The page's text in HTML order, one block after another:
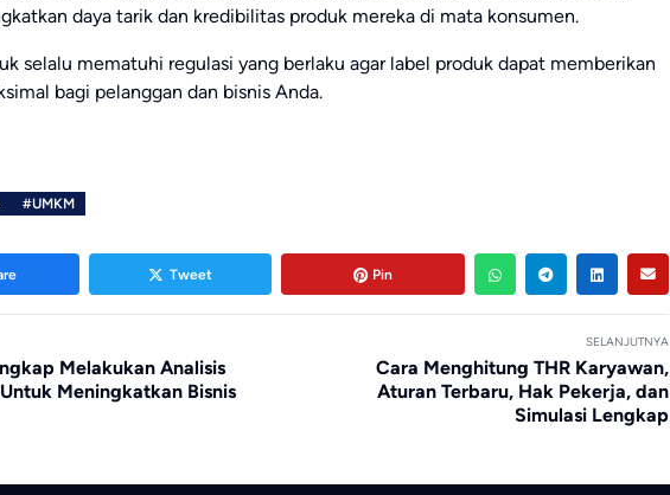
daya tarik dan kredibilitas produk mereka di mata konsumen.
selalu mematuhi regulasi yang berlaku agar label produk dapat memberikan
bagi pelanggan dan bisnis Anda.
#UMKM
Tweet Pin
Melakukan Analisis
Meningkatkan Bisnis
SELANJUTNYA
Cara Menghitung THR Karyawan,
Aturan Terbaru, Hak Pekerja, dan
Simulasi Lengkap